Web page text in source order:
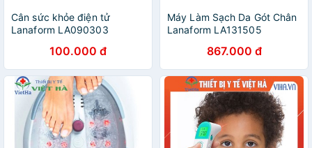
Cân sức khỏe điện tử
Lanaform LA090303
100.000 đ
Máy Làm Sạch Da Gót Chân
Lanaform LA131505
867.000 đ